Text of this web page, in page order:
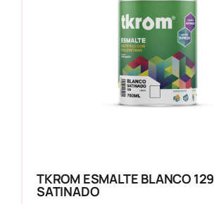
TKROM ESMALTE BLANCO 129
SATINADO